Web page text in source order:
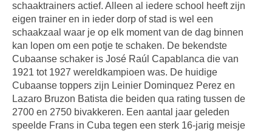
schaaktrainers actief. Alleen al iedere school heeft zijn
eigen trainer en in ieder dorp of stad is wel een
schaakzaal waar je op elk moment van de dag binnen
kan lopen om een potje te schaken. De bekendste
Cubaanse schaker is José Raúl Capablanca die van
1921 tot 1927 wereldkampioen was. De huidige
Cubaanse toppers zijn Leinier Dominquez Perez en
Lazaro Bruzon Batista die beiden qua rating tussen de
2700 en 2750 bivakkeren. Een aantal jaar geleden
speelde Frans in Cuba tegen een sterk 16-jarig meisje